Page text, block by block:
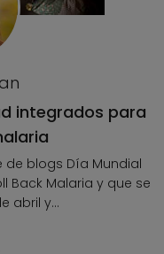
integrados para
de blogs Día Mundial
Back Malaria y que se
abril y...